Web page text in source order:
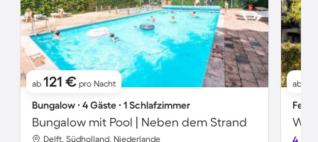
ab 121 € pro Nacht
Bungalow ∙ 4 Gäste ∙ 1 Schlafzimmer
Bungalow mit Pool | Neben dem Strand
Delft, Südholland, Niederlande
ab